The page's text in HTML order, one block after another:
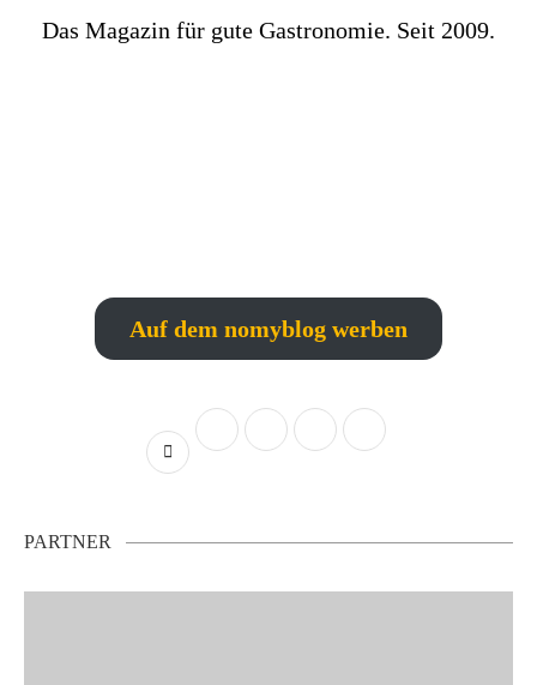
Das Magazin für gute Gastronomie. Seit 2009.
Auf dem nomyblog werben
PARTNER